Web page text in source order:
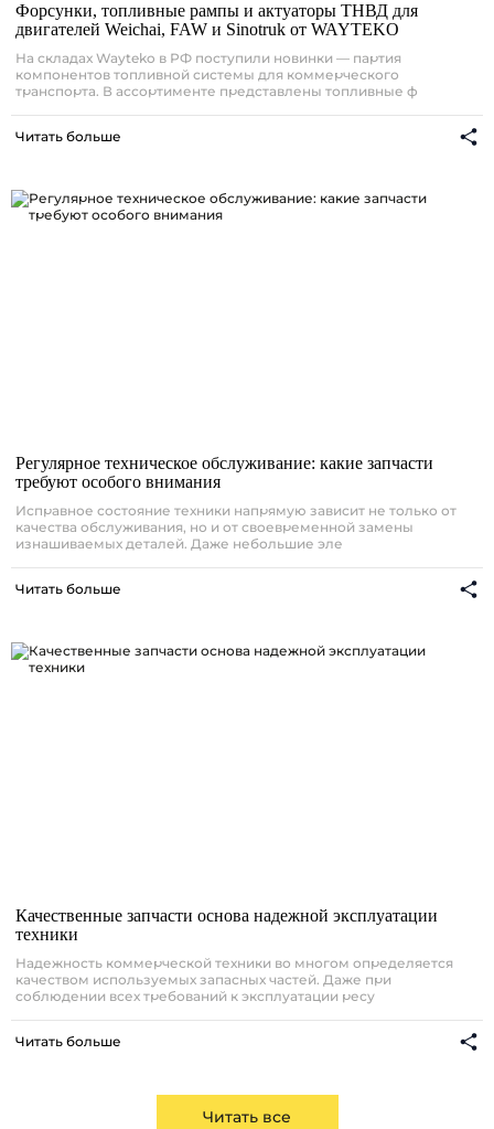
Форсунки, топливные рампы и актуаторы ТНВД для
двигателей Weichai, FAW и Sinotruk от WAYTEKO
На складах Wayteko в РФ поступили новинки — партия
компонентов топливной системы для коммерческого
транспорта. В ассортименте представлены топливные ф
Читать больше
Регулярное техническое обслуживание: какие запчасти
требуют особого внимания
Исправное состояние техники напрямую зависит не только от
качества обслуживания, но и от своевременной замены
изнашиваемых деталей. Даже небольшие эле
Читать больше
Качественные запчасти основа надежной эксплуатации
техники
Надежность коммерческой техники во многом определяется
качеством используемых запасных частей. Даже при
соблюдении всех требований к эксплуатации ресу
Читать больше
Читать все